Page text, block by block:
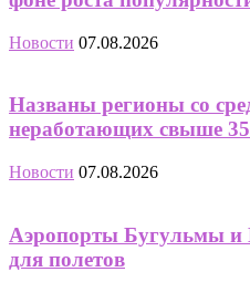
Новости 07.08.2026
Названы регионы со
неработающих свыше
Новости 07.08.2026
Аэропорты Бугульмы
для полетов